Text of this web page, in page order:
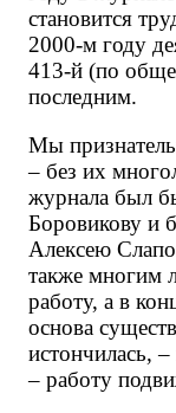
становится
2000-м году
413-й (по
последним.
Мы
– без их
журнала был
Боровикову и
Алексею
также многим
работу, а в
основа
истончилась, –
– работу